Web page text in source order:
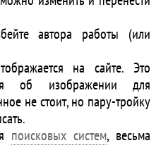
автора работы (или
на сайте. Это
об изображении для
не стоит, но пару-тройку
поисковых систем, весьма